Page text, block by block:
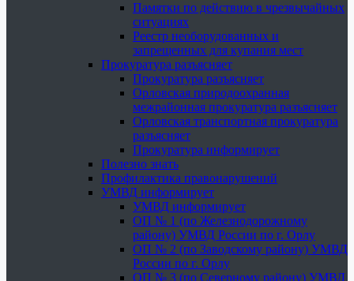
Памятки по действию в чрезвычайных
ситуациях
Реестр необорудованных и
запрещенных для купания мест
Прокуратура разъясняет
Прокуратура разъясняет
Орловская природоохранная
межрайонная прокуратура разъясняет
Орловская транспортная прокуратура
разъясняет
Прокуратура информирует
Полезно знать
Профилактика правонарушений
УМВД информирует
УМВД информирует
ОП № 1 (по Железнодорожному
району) УМВД России по г. Орлу
ОП № 2 (по Заводскому району) УМВД
России по г. Орлу
ОП № 3 (по Северному району) УМВД